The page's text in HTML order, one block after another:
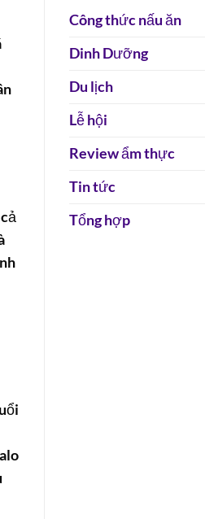
Công thức nấu ăn
Dinh Dưỡng
Du lịch
Lễ hội
Review ẩm thực
Tin tức
Tổng hợp